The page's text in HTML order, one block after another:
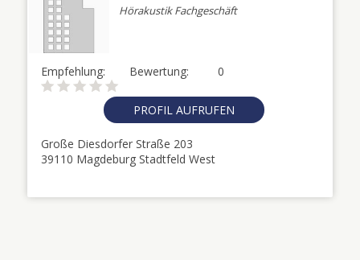
Hörakustik Fachgeschäft
Empfehlung: 0
Bewertung:
PROFIL AUFRUFEN
Große Diesdorfer Straße 203
39110 Magdeburg Stadtfeld West